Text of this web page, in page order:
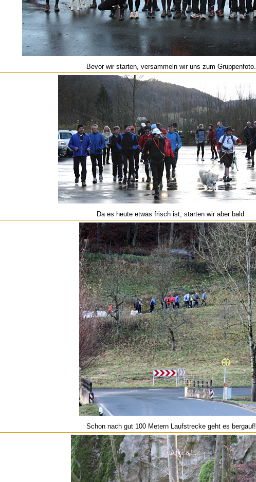
Bevor wir starten, versammeln wir uns zum Gruppenfoto.
Da es heute etwas frisch ist, starten wir aber bald.
Schon nach gut 100 Metern Laufstrecke geht es bergauf!